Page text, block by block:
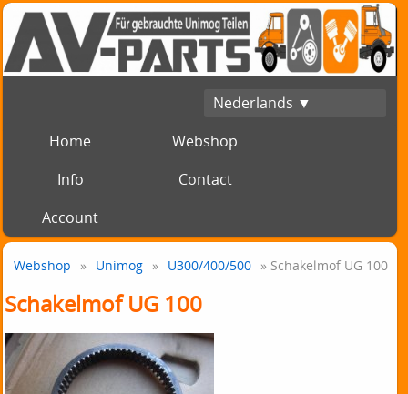
Nederlands ▼
Home
Webshop
Info
Contact
Account
Webshop » Unimog » U300/400/500 » Schakelmof UG 100
Schakelmof UG 100